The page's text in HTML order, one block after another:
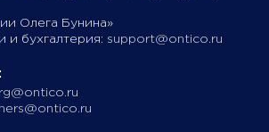
Олега Бунина»
и бухгалтерия: support@ontico.ru